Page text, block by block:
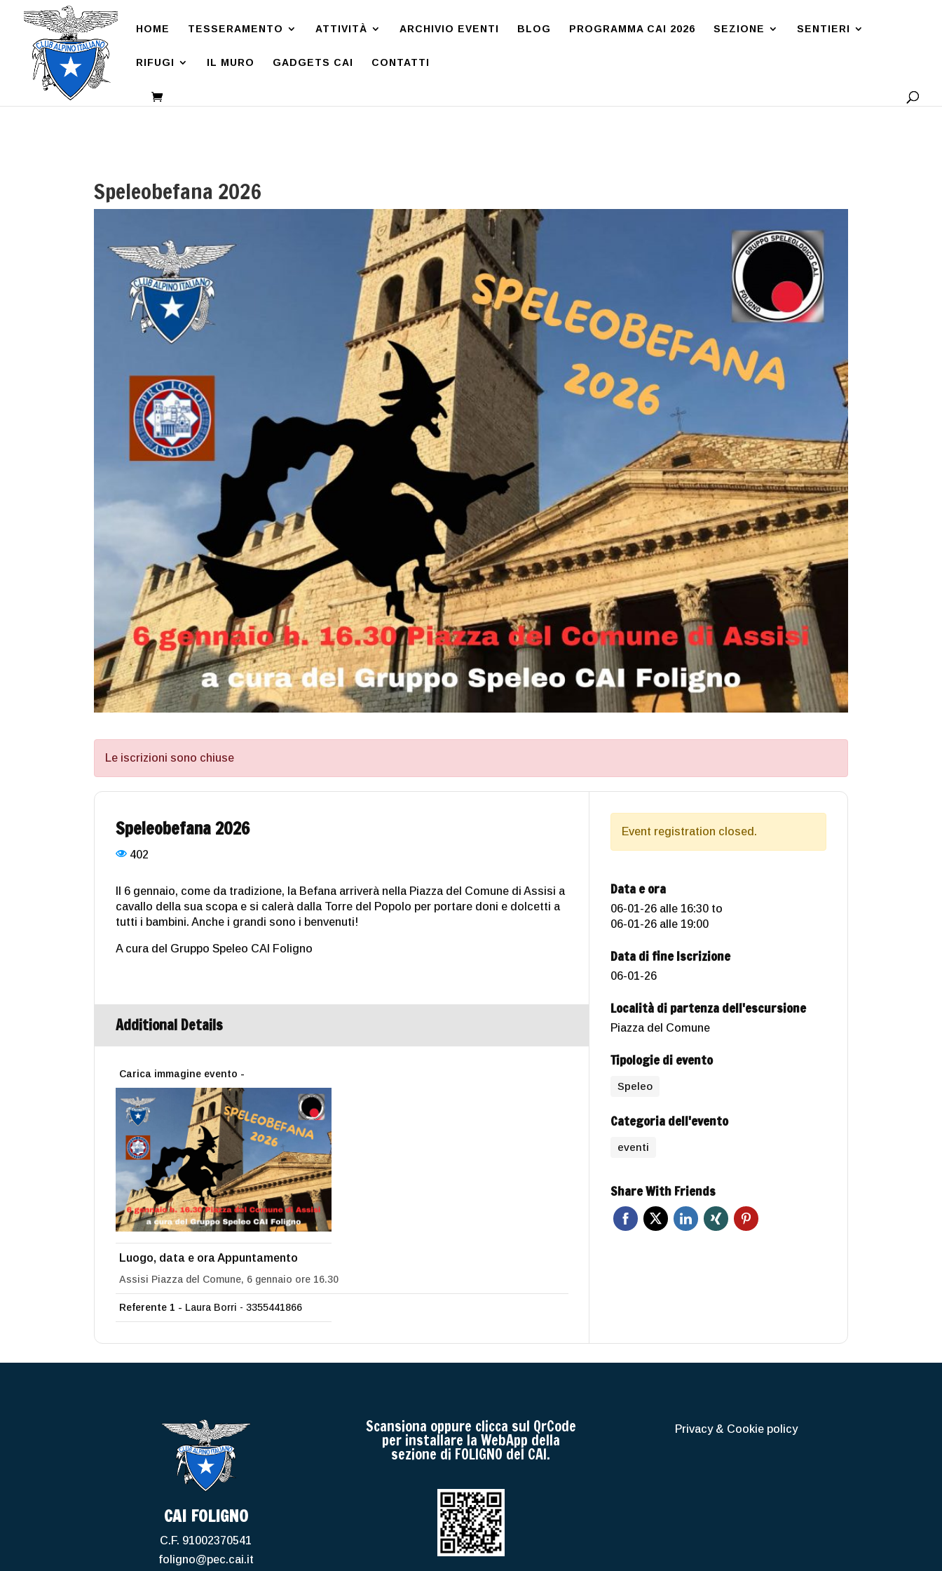
HOME TESSERAMENTO ATTIVITÀ ARCHIVIO EVENTI BLOG PROGRAMMA CAI 2026 SEZIONE SENTIERI
RIFUGI IL MURO GADGETS CAI CONTATTI
Speleobefana 2026
Le iscrizioni sono chiuse
Speleobefana 2026
402
Il 6 gennaio, come da tradizione, la Befana arriverà nella Piazza del Comune di Assisi a
cavallo della sua scopa e si calerà dalla Torre del Popolo per portare doni e dolcetti a
tutti i bambini. Anche i grandi sono i benvenuti!
A cura del Gruppo Speleo CAI Foligno
Additional Details
Carica immagine evento -
Luogo, data e ora Appuntamento
Assisi Piazza del Comune, 6 gennaio ore 16.30
Referente 1 - Laura Borri - 3355441866
Event registration closed.
Data e ora
06-01-26 alle 16:30 to
06-01-26 alle 19:00
Data di fine Iscrizione
06-01-26
Località di partenza dell'escursione
Piazza del Comune
Tipologie di evento
Speleo
Categoria dell'evento
eventi
Share With Friends
CAI FOLIGNO
C.F. 91002370541
foligno@pec.cai.it
Scansiona oppure clicca sul QrCode
per installare la WebApp della
sezione di FOLIGNO del CAI.
Privacy & Cookie policy